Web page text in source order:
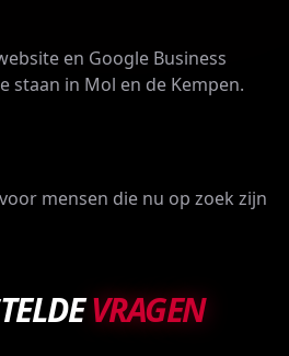
en Google Business
staan in Mol en de Kempen.
mensen die nu op zoek zijn
VRAGEN